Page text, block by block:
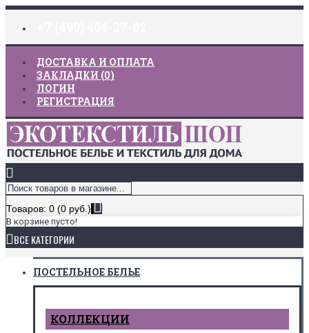
ДОСТАВКА И ОПЛАТА
ЗАКЛАДКИ (0)
ЛОГИН
РЕГИСТРАЦИЯ
Товаров: 0 (0 руб.)
В корзине пусто!
ВСЕ КАТЕГОРИИ
ПОСТЕЛЬНОЕ БЕЛЬЕ
КОЛЛЕКЦИИ